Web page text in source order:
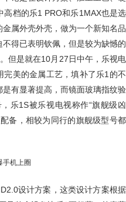
档的乐1 PRO和乐1MAX也是选
属外壳外壳，做为一个新知名品
得已表明钦佩，但是较为缺憾的
但是就在10月27日中午，乐视电
美的金属工艺，填补了乐1的不
有显著提高，而镜面玻璃指纹验
乐1S被乐视电视称作“旗舰级凶
备，相较为同行的旗舰级型号都
设计方案，这类设计方案根据